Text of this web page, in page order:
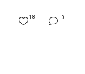
0
18